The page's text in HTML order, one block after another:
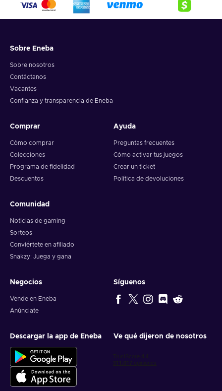
Sobre Eneba
Sobre nosotros
Contáctanos
Vacantes
Confianza y transparencia de Eneba
Comprar
Cómo comprar
Colecciones
Programa de fidelidad
Descuentos
Ayuda
Preguntas frecuentes
Cómo activar tus juegos
Crear un ticket
Política de devoluciones
Comunidad
Noticias de gaming
Sorteos
Conviértete en afiliado
Snakzy: Juega y gana
Negocios
Vende en Eneba
Anúnciate
Síguenos
Descargar la app de Eneba Ve qué dijeron de nosotros